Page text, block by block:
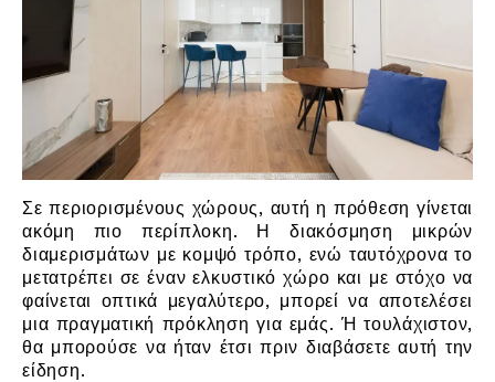
Σε περιορισμένους χώρους, αυτή η πρόθεση γίνεται
ακόμη πιο περίπλοκη. Η διακόσμηση μικρών
διαμερισμάτων με κομψό τρόπο, ενώ ταυτόχρονα το
μετατρέπει σε έναν ελκυστικό χώρο και με στόχο να
φαίνεται οπτικά μεγαλύτερο, μπορεί να αποτελέσει
μια πραγματική πρόκληση για εμάς. Ή τουλάχιστον,
θα μπορούσε να ήταν έτσι πριν διαβάσετε αυτή την
είδηση.